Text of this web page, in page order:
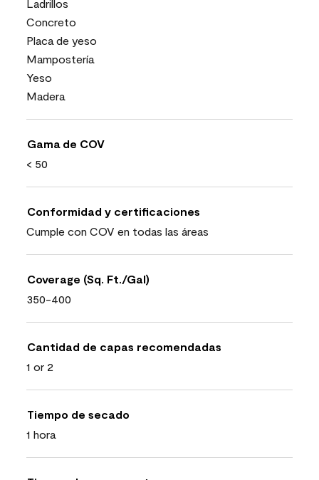
Ladrillos
Concreto
Placa de yeso
Mampostería
Yeso
Madera
Gama de COV
< 50
Conformidad y certificaciones
Cumple con COV en todas las áreas
Coverage (Sq. Ft./Gal)
350-400
Cantidad de capas recomendadas
1 or 2
Tiempo de secado
1 hora